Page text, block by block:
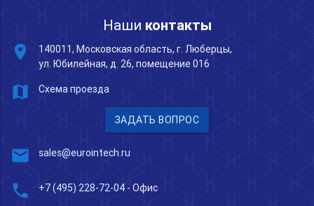
Наши контакты
place
140011, Московская область, г. Люберцы,
ул. Юбилейная, д. 26, помещение 016
map Схема проезда
ЗАДАТЬ ВОПРОС
mail sales@eurointech.ru
phone +7 (495) 228-72-04 - Офис